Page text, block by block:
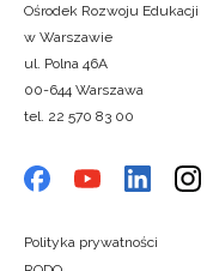
Ośrodek Rozwoju Edukacji
w Warszawie
ul. Polna 46A
00-644 Warszawa
tel. 22 570 83 00
Polityka prywatności